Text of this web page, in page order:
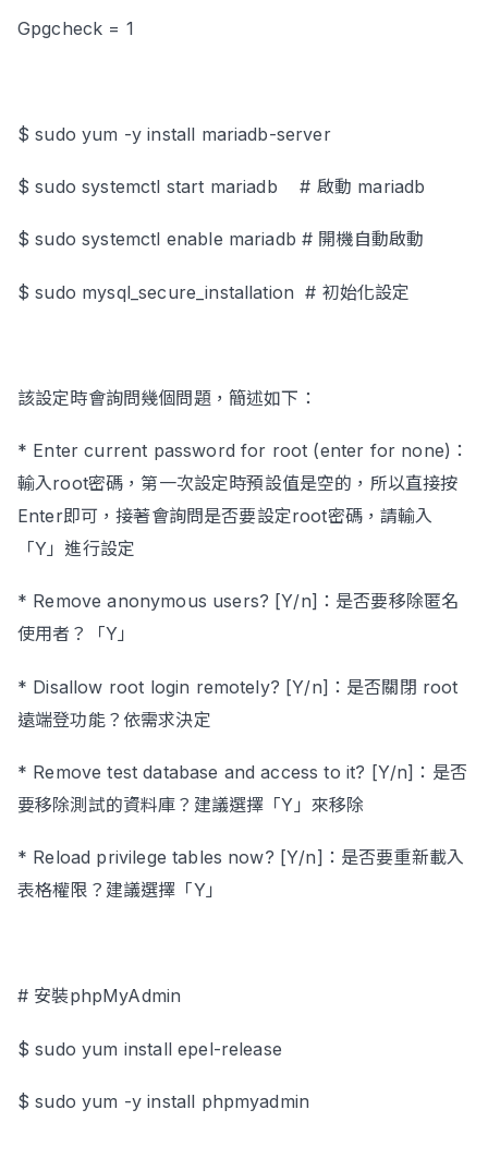
Gpgcheck = 1
$ sudo yum -y install mariadb-server
$ sudo systemctl start mariadb # 啟動 mariadb
$ sudo systemctl enable mariadb # 開機自動啟動
$ sudo mysql_secure_installation # 初始化設定
該設定時會詢問幾個問題，簡述如下：
* Enter current password for root (enter for none)：
輸入root密碼，第一次設定時預設值是空的，所以直接按
Enter即可，接著會詢問是否要設定root密碼，請輸入
「Y」進行設定
* Remove anonymous users? [Y/n]：是否要移除匿名
使用者？「Y」
* Disallow root login remotely? [Y/n]：是否關閉 root
遠端登功能？依需求決定
* Remove test database and access to it? [Y/n]：是否
要移除測試的資料庫？建議選擇「Y」來移除
* Reload privilege tables now? [Y/n]：是否要重新載入
表格權限？建議選擇「Y」
# 安裝phpMyAdmin
$ sudo yum install epel-release
$ sudo yum -y install phpmyadmin